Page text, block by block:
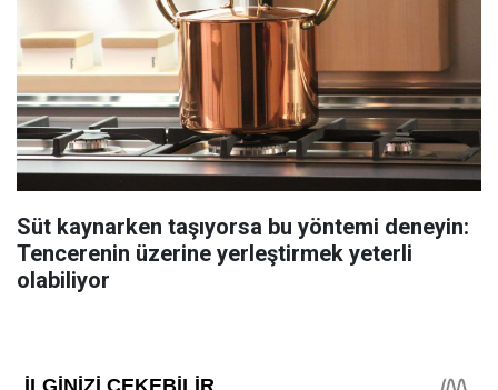
Süt kaynarken taşıyorsa bu yöntemi deneyin:
Tencerenin üzerine yerleştirmek yeterli
olabiliyor